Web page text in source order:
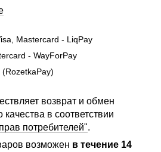
Mastercard - LiqPay
- WayForPay
возврат и обмен
в соответствии
потребителей".
возможен в течение 14